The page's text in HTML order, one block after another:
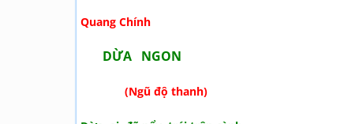
Quang Chính
DỪA NGON
(Ngũ độ thanh)